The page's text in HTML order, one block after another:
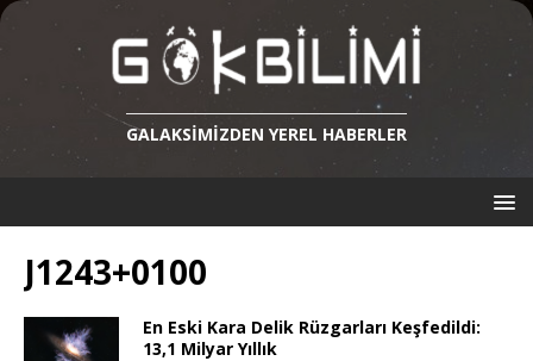
GALAKSIMIZDEN YEREL HABERLER
J1243+0100
En Eski Kara Delik Rüzgarları Keşfedildi:
13,1 Milyar Yıllık